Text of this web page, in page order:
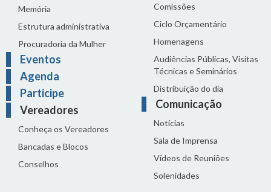
Memória
Estrutura administrativa
Procuradoria da Mulher
Eventos
Agenda
Participe
Vereadores
Conheça os Vereadores
Bancadas e Blocos
Conselhos
Comissões
Ciclo Orçamentário
Homenagens
Audiências Públicas, Visitas
Técnicas e Seminários
Distribuição do dia
Comunicação
Notícias
Sala de Imprensa
Vídeos de Reuniões
Solenidades